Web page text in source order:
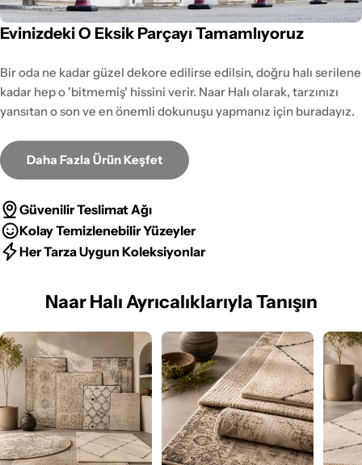
Evinizdeki O Eksik Parçayı Tamamlıyoruz
Bir oda ne kadar güzel dekore edilirse edilsin, doğru halı serilene
kadar hep o 'bitmemiş' hissini verir. Naar Halı olarak, tarzınızı
yansıtan o son ve en önemli dokunuşu yapmanız için buradayız.
Daha Fazla Ürün Keşfet
Güvenilir Teslimat Ağı
Kolay Temizlenebilir Yüzeyler
Her Tarza Uygun Koleksiyonlar
Naar Halı Ayrıcalıklarıyla Tanışın